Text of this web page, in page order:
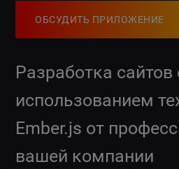
ОБСУДИТЬ ПРИЛОЖЕНИЕ
Разработка сайтов
использованием
Ember.js от
вашей компании